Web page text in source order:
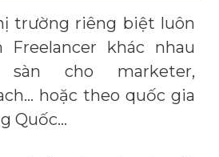
trường riêng biệt luôn
Freelancer khác nhau
cho marketer,
hoặc theo quốc gia
Quốc…